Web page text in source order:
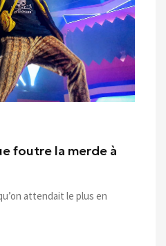
foutre la merde à
attendait le plus en